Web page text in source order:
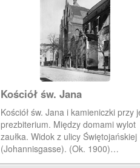
Kościół św. Jana
Kościół św. Jana i kamieniczki przy
prezbiterium. Między domami wylot
zaułka. Widok z ulicy Świętojańskiej
(Johannisgasse). (Ok. 1900)
[IDX:1629,1280]